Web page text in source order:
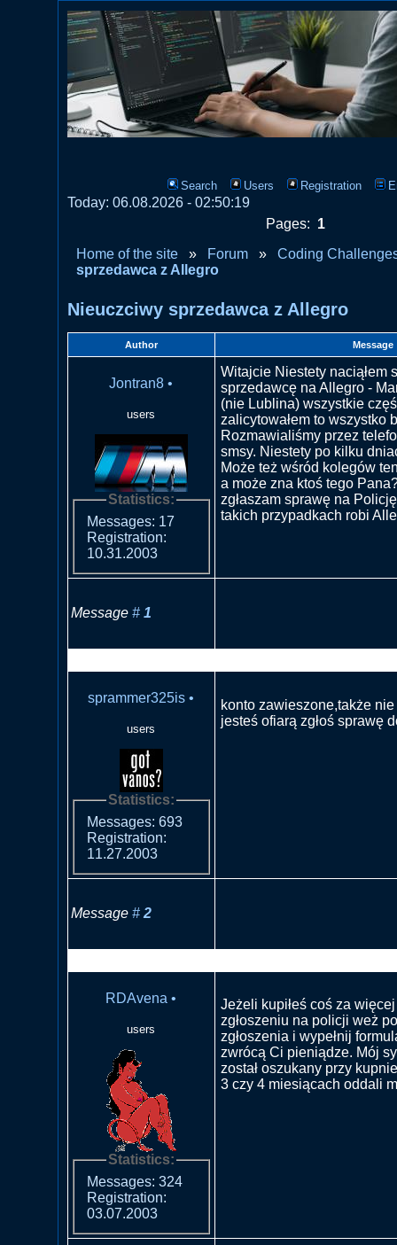
Search Users Registration
Today: 06.08.2026 - 02:50:19
Pages: 1
Home of the site
» Forum » Coding
sprzedawca z Allegro
Nieuczciwy sprzedawca z Allegro
Author Message
Jontran8 •
users
Statistics:
Messages: 17
Registration:
10.31.2003
Witajcie Niestety naciąłem
sprzedawcę na Allegro -
(nie Lublina) wszystkie
zalicytowałem to wszystko
Rozmawialiśmy przez
smsy. Niestety po kilku
Może też wśród kolegów
a może zna ktoś tego
zgłaszam sprawę na
takich przypadkach robi
Message # 1
sprammer325is •
users
Statistics:
Messages: 693
Registration:
11.27.2003
konto zawieszone,także
jesteś ofiarą zgłoś sprawę
Message # 2
RDAvena •
users
Statistics:
Messages: 324
Registration:
03.07.2003
Jeżeli kupiłeś coś za
zgłoszeniu na policji weż
zgłoszenia i wypełnij
zwrócą Ci pieniądze. Mój
został oszukany przy
3 czy 4 miesiącach oddali